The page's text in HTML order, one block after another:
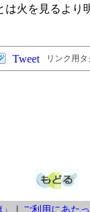
火を見るより
Tweet リンク用タ
｜ ご利用にあた